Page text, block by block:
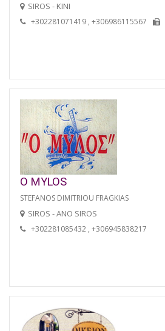
SIROS - KINI
+302281071419 , +306986115567
O MYLOS
STEFANOS DIMITRIOU FRAGKIAS
SIROS - ANO SIROS
+302281085432 , +306945838217